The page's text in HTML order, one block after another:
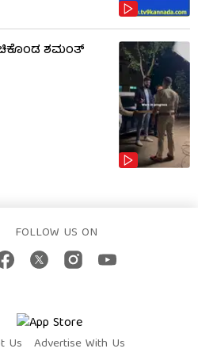
ಶಮಂತ್
FOLLOW US ON
Us
Advertise With Us